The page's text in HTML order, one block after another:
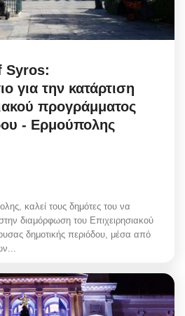
Syros:
για την κατάρτιση
προγράμματος
- Ερμούπολης
καλεί τους δημότες του να
διαμόρφωση του Επιχειρησιακού
δημοτικής περιόδου, μέσα από